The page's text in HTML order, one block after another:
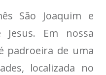
São Joaquim e
Em nossa
padroeira de uma
localizada no